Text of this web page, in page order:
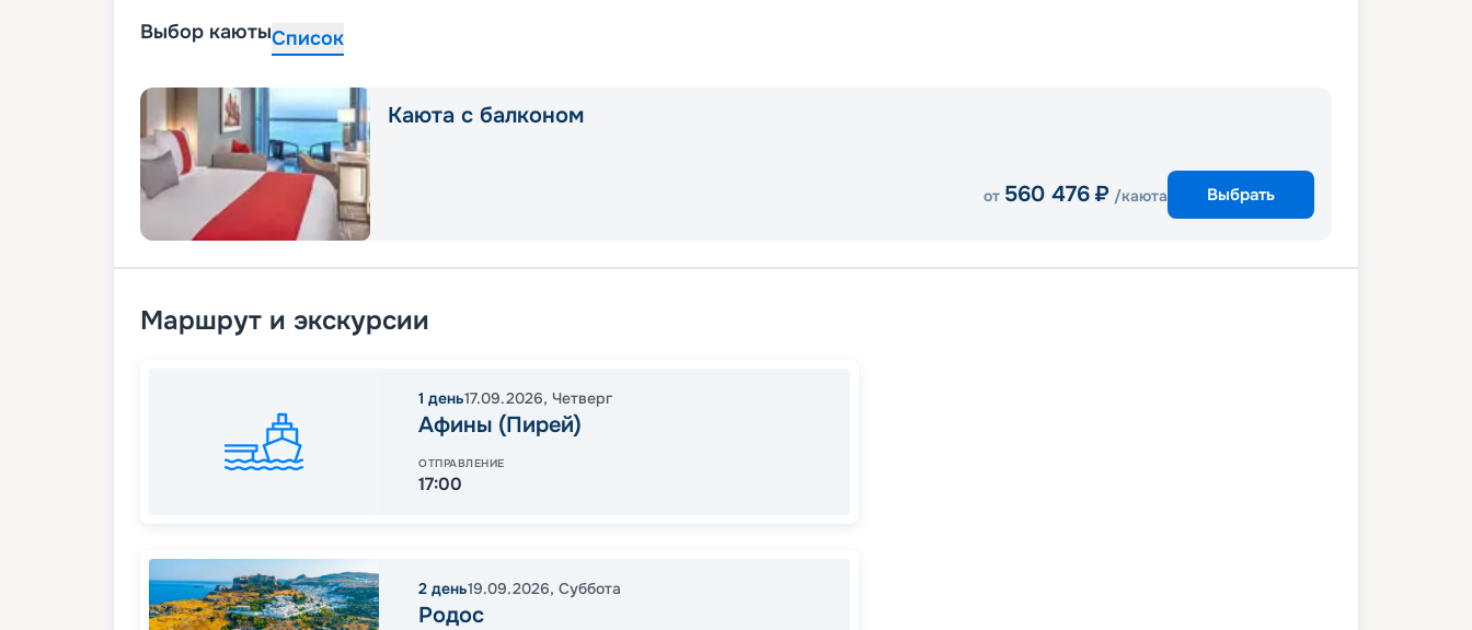
Выбор каютыСписок
Каюта с балконом
от 560 476 ₽ /каюта Выбрать
Маршрут и экскурсии
1 день17.09.2026, Четверг
Афины (Пирей)
ОТПРАВЛЕНИЕ
17:00
2 день19.09.2026, Суббота
Родос